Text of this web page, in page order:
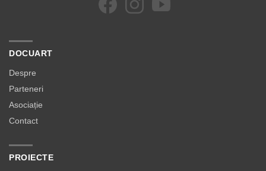
DOCUART
Despre
Parteneri
Asociație
Contact
PROIECTE